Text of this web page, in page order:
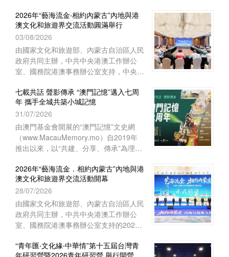
教師教育中心協辦的“青年匯 文化緣 中華
情”2026年青年研習營已於8月1日下午在
上海崇明如山酒店舉行閉營儀式。上海中
華職業教育社常務副主任、市政府參事胡
衛出席儀式並致辭。上海市崇明區海外聯
誼會副會長林豔華、台灣中華傑出青年交
業教育社主任施志琴、上海中華職業技術
學院執行理事蔡奚芳等近100人出席活
動。
2026年“藝海流金‧相約內蒙古”內地與港
澳文化和旅遊界交流活動圓滿舉行
03/08/2026
由國家文化和旅遊部、內蒙古自治區人民
政府共同主辦，中共中央港澳工作辦公
室、國務院港澳事務辦公室支持，中央人
文體部、經濟部和澳門基金會等單位協辦
的2026年“藝海流金‧相約內蒙古”內地與
港澳文化和旅遊界交流活動，已於7月27
日至8月1日圓滿舉行。澳門組織了45位
文旅界代表赴內蒙古自治區參與活動，與
來自內地及香港的文旅界代表、專家學者
新篇。
七載共話 聲影傳承 “澳門記憶”邁入七周
年 攜手全城共築小城記憶
31/07/2026
由澳門基金會開展的“澳門記憶”文史網
（www.MacauMemory.mo）自2019年
推出以來，以“共建、分享、傳承”為理
梳理並活化澳門珍貴的歷史文化資源，建
構起承載小城歷史的大型文化資料庫。
“澳門記憶”即將踏入開站七周年，特以
“七載共話 聲影傳承”為主題，陸續推出一
系列涵蓋線上和線下的多元活動，誠邀市
民大眾共同參與，用不同視角與媒介，共
2026年“藝海流金．相約內蒙古”內地與港
澳文化和旅遊界交流活動開幕
28/07/2026
由國家文化和旅遊部、內蒙古自治區人民
政府共同主辦，中共中央港澳工作辦公
室、國務院港澳事務辦公室支持的2026
化和旅遊界交流活動於7月28日在內蒙古
“青年匯‧文化緣‧中華情”第十五屆台灣青
年研習營暨2026青年研習營 舉行開營儀